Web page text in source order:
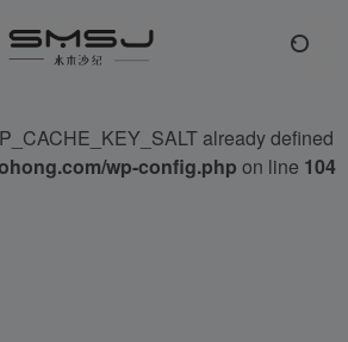
already defined
wp-config.php on line 104